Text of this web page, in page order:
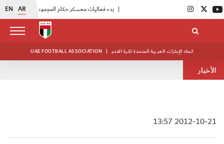
EN AR
انطلاق منافسات بطولة النخبة لحرس الرئاسة | بدء فعاليات معسكر حكام المجموعة الثانية
UAE FOOTBALL ASSOCIATION | اتحاد الإمارات العربية المتحدة لكرة القدم
الأخبار
2012-10-21 13:57